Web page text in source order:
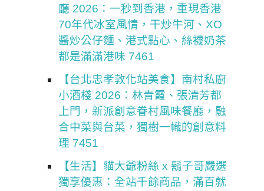
廳 2026：一秒到香港，重現香港
70年代冰室風情，干炒牛河、XO
醬炒公仔麵、港式點心、絲襪奶茶
都是滿滿港味 7461
【台北忠孝敦化站美食】南村私廚
小酒棧 2026：林青霞、張清芳都
上門，新派創意眷村風味餐廳，融
合中菜與台菜，獨樹一幟的創意料
理 7451
【生活】貓大爺粉絲 x 鬍子哥嚴選
獨享優惠：全站千餘商品，滿百就